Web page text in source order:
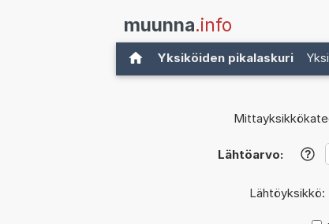
muunna.info
Yksiköiden pikalaskuri
Lähtöarvo: ?
Lähtöyksikkö: